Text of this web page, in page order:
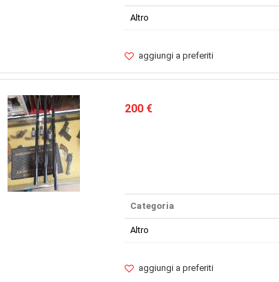
Altro
aggiungi a preferiti
200 €
Categoria
Altro
aggiungi a preferiti